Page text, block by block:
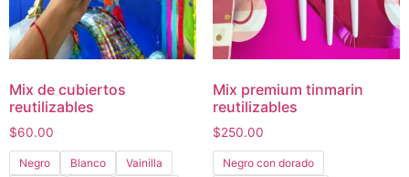
Mix de cubiertos
reutilizables
$60.00
Negro Blanco
Vainilla
Mix premium tinmarin
reutilizables
$250.00
Negro con dorado